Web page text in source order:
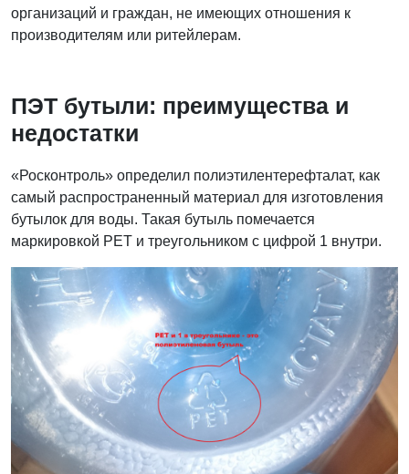
организаций и граждан, не имеющих отношения к
производителям или ритейлерам.
ПЭТ бутыли: преимущества и
недостатки
«Росконтроль» определил полиэтилентерефталат, как
самый распространенный материал для изготовления
бутылок для воды. Такая бутыль помечается
маркировкой PET и треугольником с цифрой 1 внутри.